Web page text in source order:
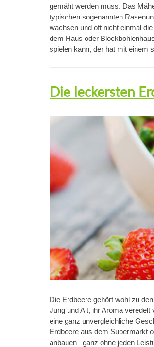
gemäht werden muss. Das
typischen sogenannten
wachsen und oft nicht einmal
dem Haus oder
spielen kann, der hat mit einem
Die leckersten
Die Erdbeere gehört wohl zu
Jung und Alt, ihr Aroma
eine ganz unvergleichliche
Erdbeere aus dem Supermarkt
anbauen– ganz ohne jeden